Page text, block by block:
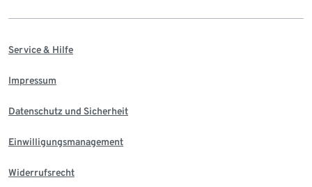
Service & Hilfe
Impressum
Datenschutz und Sicherheit
Einwilligungsmanagement
Widerrufsrecht